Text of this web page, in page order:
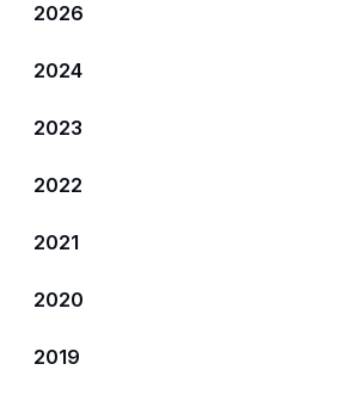
2026
2024
2023
2022
2021
2020
2019